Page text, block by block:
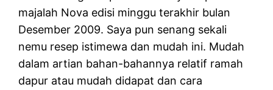
majalah Nova edisi minggu terakhir bulan
Desember 2009. Saya pun senang sekali
nemu resep istimewa dan mudah ini. Mudah
dalam artian bahan-bahannya relatif ramah
dapur atau mudah didapat dan cara